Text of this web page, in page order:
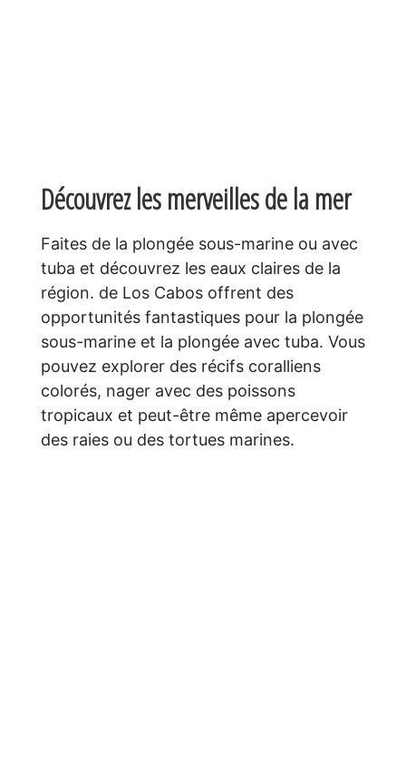
Découvrez les merveilles de la mer
Faites de la plongée sous-marine ou avec
tuba et découvrez les eaux claires de la
région. de Los Cabos offrent des
opportunités fantastiques pour la plongée
sous-marine et la plongée avec tuba. Vous
pouvez explorer des récifs coralliens
colorés, nager avec des poissons
tropicaux et peut-être même apercevoir
des raies ou des tortues marines.